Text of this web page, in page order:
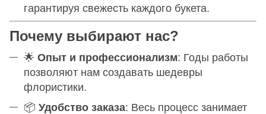
гарантируя свежесть каждого букета.
Почему выбирают нас?
🌟 Опыт и профессионализм: Годы работы
позволяют нам создавать шедевры
флористики.
📦 Удобство заказа: Весь процесс занимает